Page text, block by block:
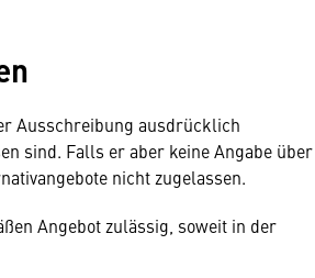
Ausschreibung ausdrücklich
sind. Falls er aber keine Angabe über
nicht zugelassen.
Angebot zulässig, soweit in der